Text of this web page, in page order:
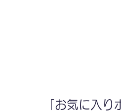
「お気に入